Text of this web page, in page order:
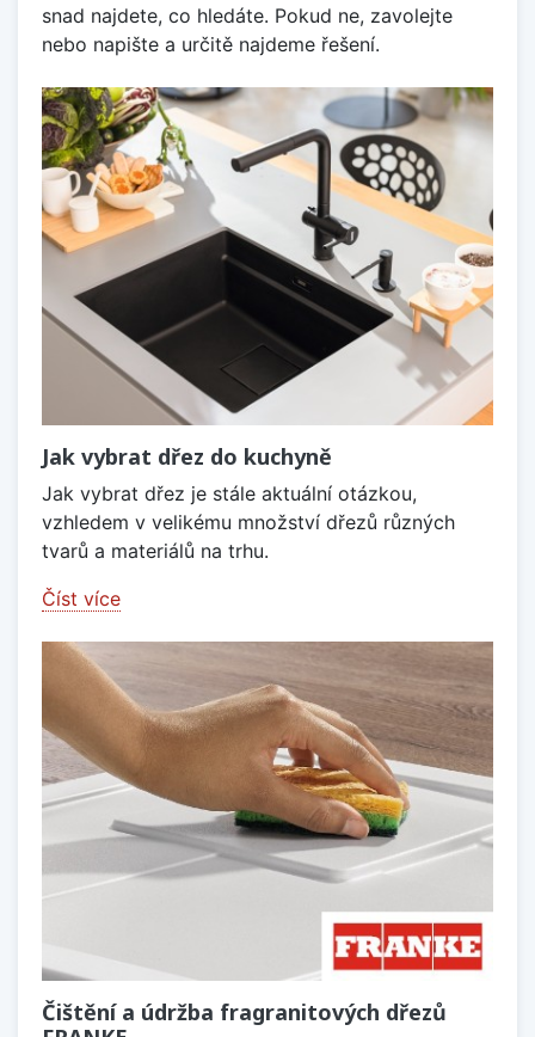
snad najdete, co hledáte. Pokud ne, zavolejte
nebo napište a určitě najdeme řešení.
Jak vybrat dřez do kuchyně
Jak vybrat dřez je stále aktuální otázkou,
vzhledem v velikému množství dřezů různých
tvarů a materiálů na trhu.
Číst více
Čištění a údržba fragranitových dřezů